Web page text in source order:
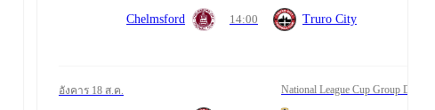
Chelmsford 14:00 Truro City
อังคาร 18 ส.ค. National League Cup Group D